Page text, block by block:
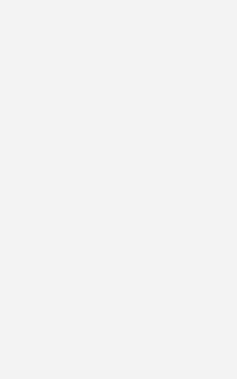
der Planer in Neuruppin
in seinen langfristigen
Ausweisung von zwei
hatten gut vernetzt und in
massiv gegen die
oder Flächenreduzierungen
den Regionalplanentwurf
die von zu hohen
Behindertenwohnheim-
müssten mindestens drei
halten, nicht aber wie
Forderung von Seiten der